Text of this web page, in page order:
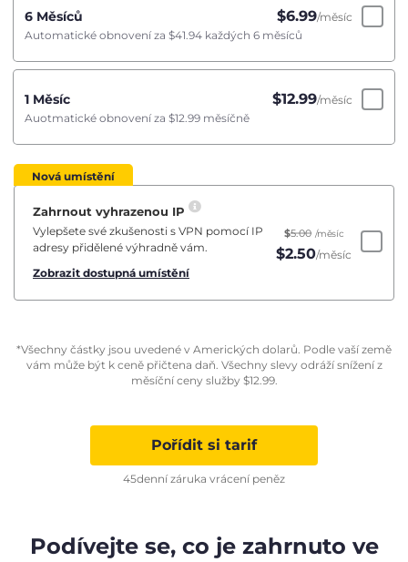
6 Měsíců $6.99/měsíc
Automatické obnovení za $41.94 každých 6 měsíců
1 Měsíc $12.99/měsíc
Auotmatické obnovení za $12.99 měsíčně
Nová umístění
Zahrnout vyhrazenou IP
Vylepšete své zkušenosti s VPN pomocí IP
adresy přidělené výhradně vám.
Zobrazit dostupná umístění
$5.00 /měsíc
$2.50/měsíc
*Všechny částky jsou uvedené v Amerických dolarů. Podle vaší země
vám může být k ceně přičtena daň. Všechny slevy odráží snížení z
měsíční ceny služby $12.99.
Pořídit si tarif
45denní záruka vrácení peněz
Podívejte se, co je zahrnuto ve